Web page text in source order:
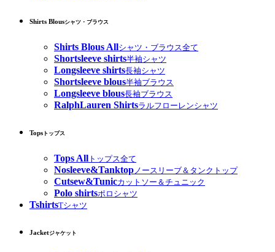
Shirts Blousシャツ・ブラウス
Shirts Blous Allシャツ・ブラウス全て
Shortsleeve shirts半袖シャツ
Longsleeve shirts長袖シャツ
Shortsleeve blous半袖ブラウス
Longsleeve blous長袖ブラウス
RalphLauren Shirtsラルフローレンシャツ
Tops トップス
Tops All トップス全て
Nosleeve&Tanktopノースリーブ＆タンクトップ
Cutsew&Tunicカットソー＆チュニック
Polo shirtsポロシャツ
TshirtsTシャツ
Jacketジャケット